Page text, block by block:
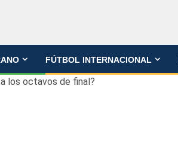
FÚTBOL INTERNACIONAL
los octavos de final?